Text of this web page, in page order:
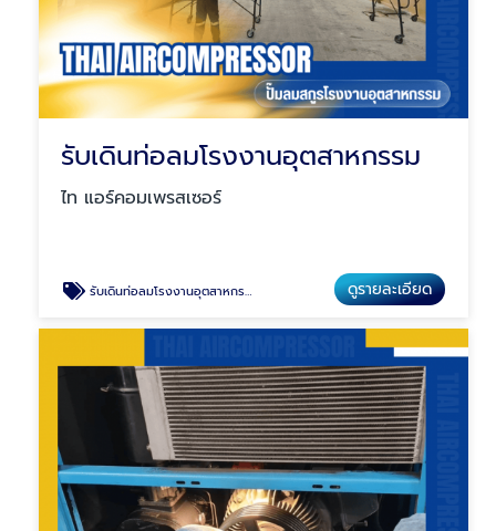
รับเดินท่อลมโรงงานอุตสาหกรรม
ไท แอร์คอมเพรสเซอร์
รับเดินท่อลมโรงงานอุตสาหกรรม ดูรายละเอียด